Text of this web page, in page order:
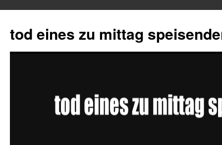
tod eines zu mittag